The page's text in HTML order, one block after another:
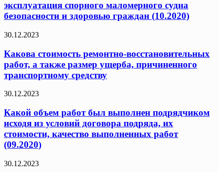
эксплуатация спорного маломерного судна
безопасности и здоровью граждан (10.2020)
30.12.2023
Какова стоимость ремонтно-восстановительных
работ, а также размер ущерба, причиненного
транспортному средству
30.12.2023
Какой объем работ был выполнен подрядчиком
исходя из условий договора подряда, их
стоимости, качество выполненных работ
(09.2020)
30.12.2023